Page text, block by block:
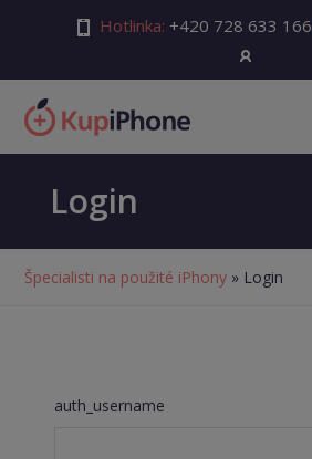
Hotlinka: +420 728 633 166
Login
Špecialisti na použité iPhony » Login
auth_username